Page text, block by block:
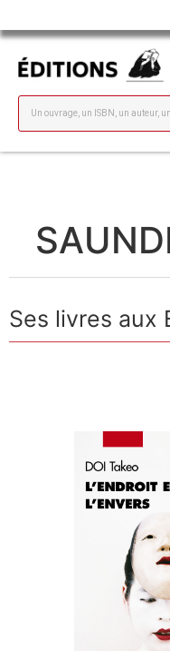
Ses livres aux